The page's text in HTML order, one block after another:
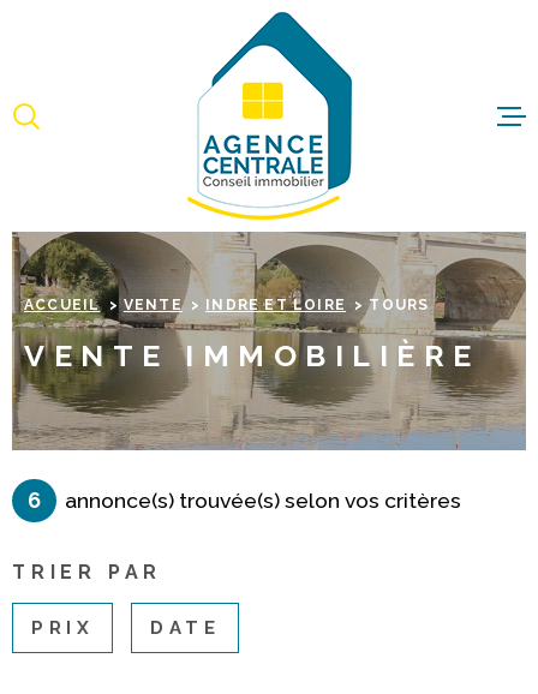
recherche
principal
IMMO
ACCUEIL VENTE INDRE ET LOIRE TOURS
VENTE IMMOBILIÈRE
6 annonce(s) trouvée(s) selon vos critères
TRIER PAR
PRIX DATE